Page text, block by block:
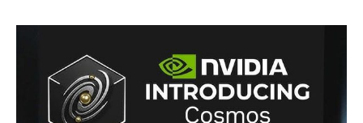
paydo bo'lishini anglatadi. Mohiyatan hudud bu